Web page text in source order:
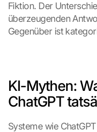
Fiktion. Der
überzeugenden
Gegenüber ist
KI-Mythen:
ChatGPT
Systeme wie